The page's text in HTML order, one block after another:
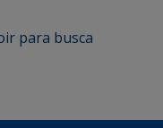
ir para busca